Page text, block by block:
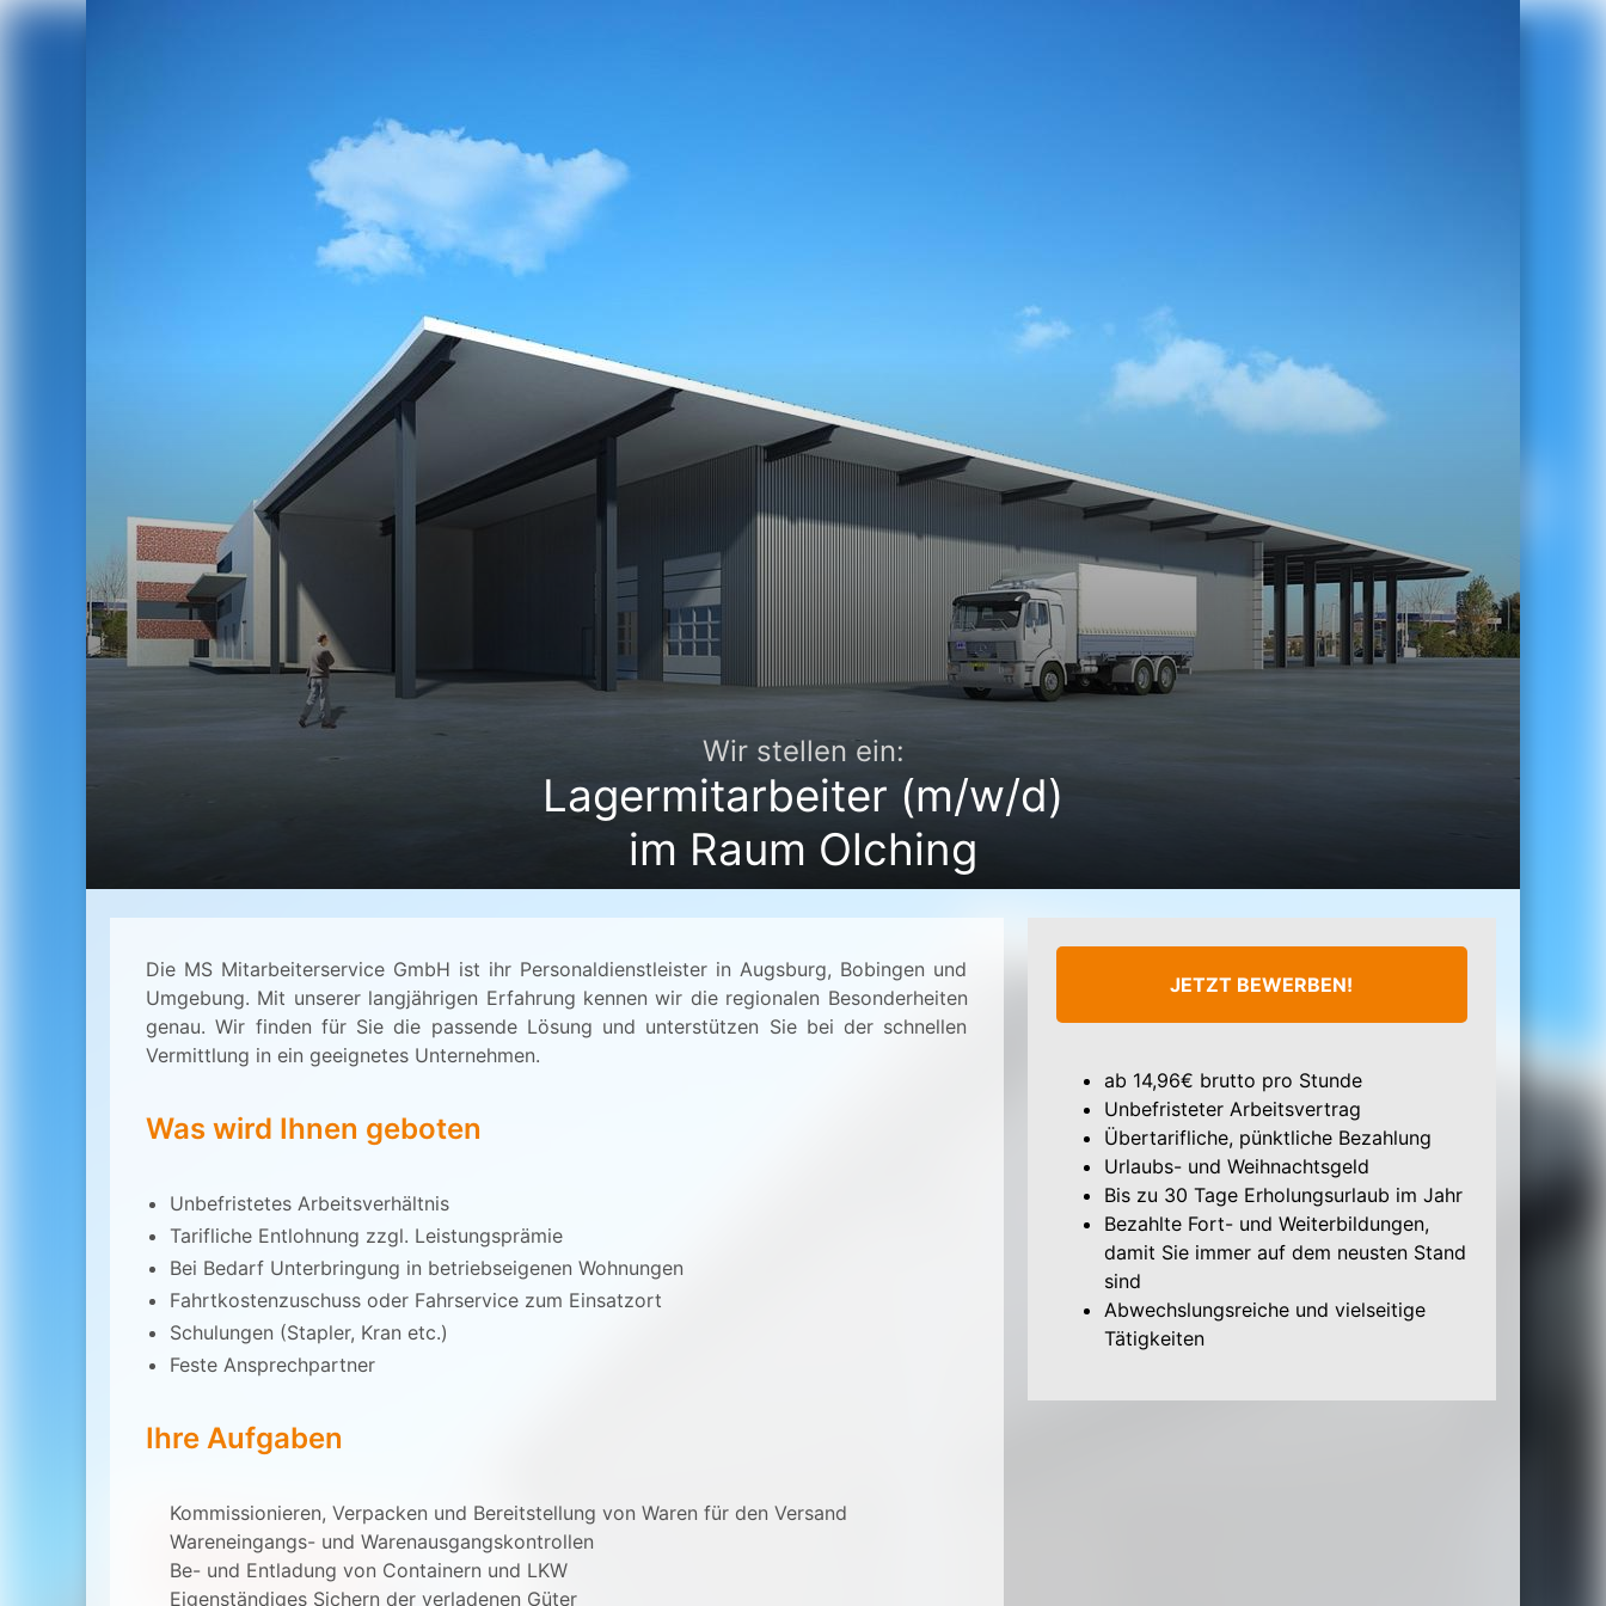
Wir stellen ein:
Lagermitarbeiter (m/w/d)
im Raum Olching
Die MS Mitarbeiterservice GmbH ist ihr Personaldienstleister in Augsburg, Bobingen und
Umgebung. Mit unserer langjährigen Erfahrung kennen wir die regionalen Besonderheiten
genau. Wir finden für Sie die passende Lösung und unterstützen Sie bei der schnellen
Vermittlung in ein geeignetes Unternehmen.
Was wird Ihnen geboten
Unbefristetes Arbeitsverhältnis
Tarifliche Entlohnung zzgl. Leistungsprämie
Bei Bedarf Unterbringung in betriebseigenen Wohnungen
Fahrtkostenzuschuss oder Fahrservice zum Einsatzort
Schulungen (Stapler, Kran etc.)
Feste Ansprechpartner
Ihre Aufgaben
Kommissionieren, Verpacken und Bereitstellung von Waren für den Versand
Wareneingangs- und Warenausgangskontrollen
Be- und Entladung von Containern und LKW
Eigenständiges Sichern der verladenen Güter
JETZT BEWERBEN!
ab 14,96€ brutto pro Stunde
Unbefristeter Arbeitsvertrag
Übertarifliche, pünktliche Bezahlung
Urlaubs- und Weihnachtsgeld
Bis zu 30 Tage Erholungsurlaub im Jahr
Bezahlte Fort- und Weiterbildungen,
damit Sie immer auf dem neusten Stand
sind
Abwechslungsreiche und vielseitige
Tätigkeiten